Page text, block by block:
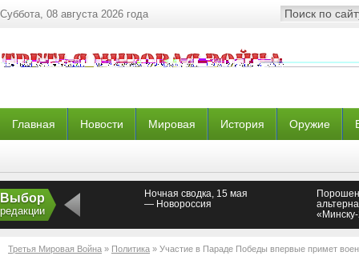
Суббота, 08 августа 2026 года
Главная Новости Мировая История Оружие
Выбор
редакции
Ночная сводка, 15 мая
— Новороссия
Третья Мировая Война » Политика » Участие в Параде Победы впервые примет